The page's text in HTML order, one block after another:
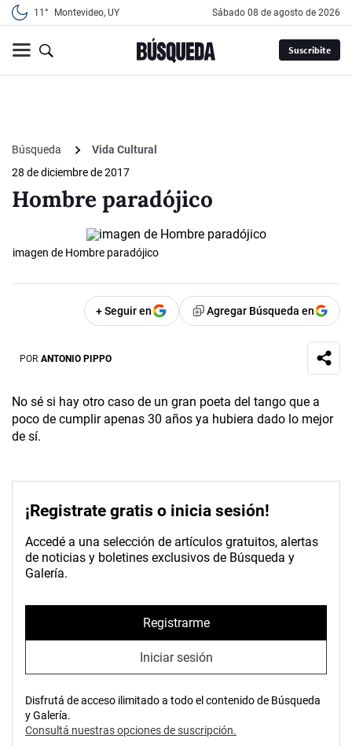
11° Montevideo, UY sábado 08 de agosto de 2026
Suscribite
Búsqueda
Vida Cultural
28 de diciembre de 2017
Hombre paradójico
imagen de Hombre paradójico
+ Seguir en Agregar Búsqueda en
POR ANTONIO PIPPO
No sé si hay otro caso de un gran poeta del tango que a
poco de cumplir apenas 30 años ya hubiera dado lo mejor
de sí.
¡Registrate gratis o inicia sesión!
Accedé a una selección de artículos gratuitos, alertas
de noticias y boletines exclusivos de Búsqueda y
Galería.
Registrarme
Iniciar sesión
Disfrutá de acceso ilimitado a todo el contenido de Búsqueda
y Galería.
Consultá nuestras opciones de suscripción.